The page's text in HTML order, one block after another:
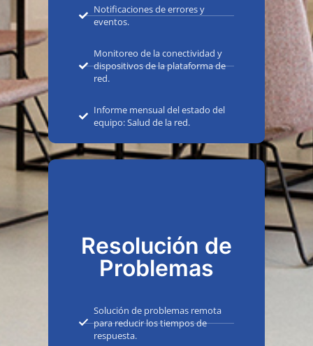
Notificaciones de errores y
eventos.
Monitoreo de la conectividad y
dispositivos de la plataforma de
red.
Informe mensual del estado del
equipo: Salud de la red.
Resolución de
Problemas
Solución de problemas remota
para reducir los tiempos de
respuesta.